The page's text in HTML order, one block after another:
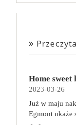
Home sweet
2023-03-26
Już w maju
Egmont ukaże